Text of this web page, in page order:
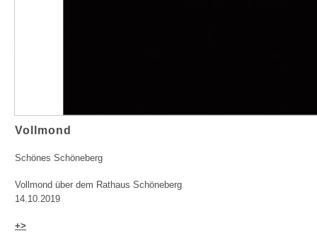
Vollmond
Schönes Schöneberg
Vollmond über dem Rathaus Schöneberg
14.10.2019
+>